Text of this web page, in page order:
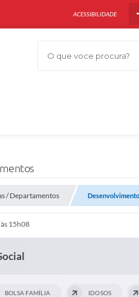
O que voce procura?
ACESSIBILIDADE
/ Departamentos
15h08
BOLSA FAMÍLIA IDOSOS